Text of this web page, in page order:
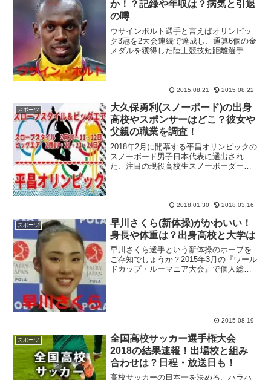
か！？記録や年収は？病気と引退
の噂
ウサインボルト選手と言えばオリンピッ
ク3冠を2大会連続で達成し、通算6個の金
メダルを獲得した陸上競技短距離選手で
2015北京』が開...2015.08.21 2015.08.22
スポーツ
大久保勇利(スノーボード)の出身
高校やスポンサーはどこ？彼女や
父親の職業を調査！
2018年2月に開幕する平昌オリンピックの
スノーボード男子日本代表に選出され
た、注目の現役高校生スノーボーダー・
する事が決まり、メ...2018.01.30 2018.03.16
スポーツ
早川さくら(新体操)がかわいい！
身長や体重は？出身高校と大学は
早川さくら選手という新体操のホープを
ご存知でしょうか？2015年3月の『ワール
ドカップ・ルーマニア大会』で個人総合9
2015.08.19
スポーツ
全国高校サッカー選手権大会
2018の結果速報！出場校と組み
合わせは？日程・放送日も！
高校サッカーの日本一を決める、ハラハ